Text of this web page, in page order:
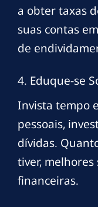
a obter taxas
suas contas
de
4. Eduque-se
Invista tempo
pessoais,
dívidas.
tiver, melhores
financeiras.